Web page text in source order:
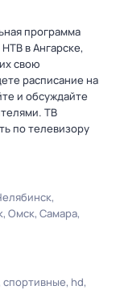
программа
в Ангарске,
свою
расписание на
и обсуждайте
ТВ
по телевизору
Омск Самара
спортивные hd